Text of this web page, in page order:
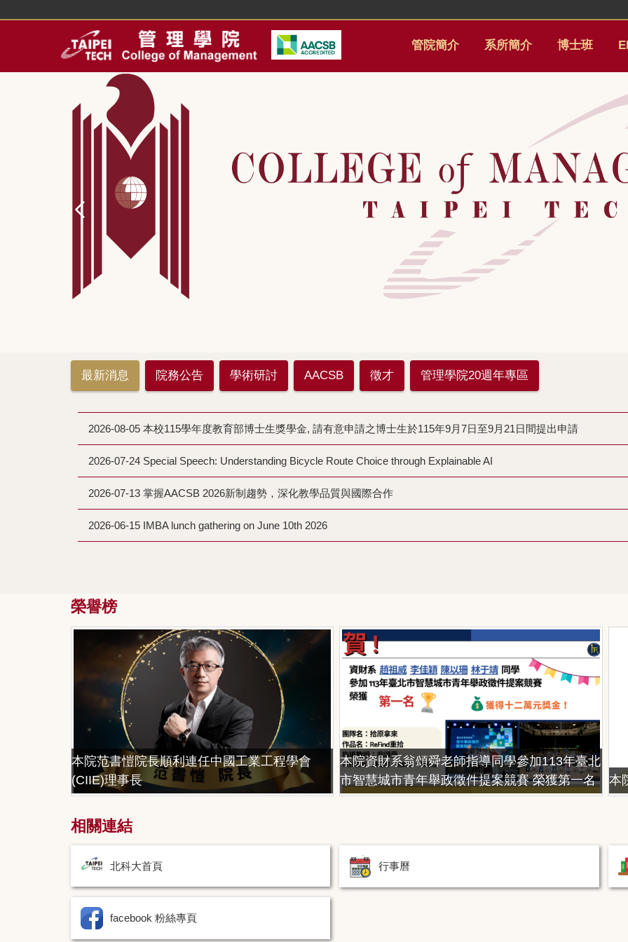
管院簡介 系所簡介 博士班
最新消息 院務公告 學術研討 AACSB 徵才 管理學院20週年專區
2026-08-05 本校115學年度教育部博士生獎學金, 請有意申請之博士生於115年9月7日至9月21日間提出申請
2026-07-24 Special Speech: Understanding Bicycle Route Choice through Explainable AI
2026-07-13 掌握AACSB 2026新制趨勢，深化教學品質與國際合作
2026-06-15 IMBA lunch gathering on June 10th 2026
榮譽榜
本院范書愷院長順利連任中國工業工程學會
(CIIE)理事長
本院資財系翁頌舜老師指導同學參加113年臺北
市智慧城市青年舉政徵件提案競賽 榮獲第一名
本
相關連結
北科大首頁 行事曆
facebook 粉絲專頁